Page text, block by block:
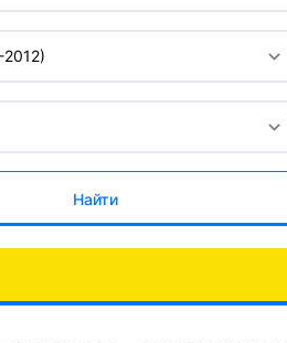
Найти